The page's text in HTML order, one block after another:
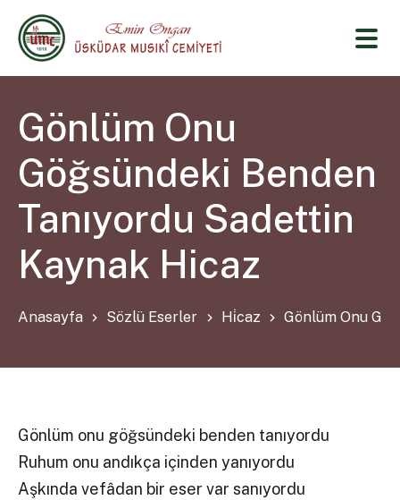
Gönlüm Onu
Göğsündeki Benden
Tanıyordu Sadettin
Kaynak Hicaz
Anasayfa Sözlü Eserler Hi̇caz Gönlüm Onu
Gönlüm onu göğsündeki benden tanıyordu
Ruhum onu andıkça içinden yanıyordu
Aşkında vefâdan bir eser var sanıyordu